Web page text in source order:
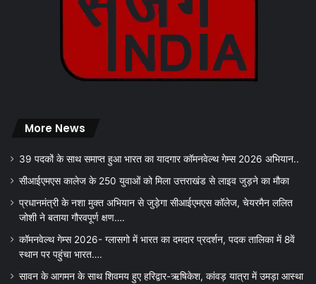
More News
39 पदकों के साथ समाप्त हुआ भारत का यादगार कॉमनवेल्थ गेम्स 2026 अभियान..
सीआईएमएस कालेज के 250 युवाओं को मिला उत्तराखंड से लाइव जुड़ने का मौका
प्रधानमंत्री के नशा मुक्त अभियान से जुड़ेगा सीआईएमएस कॉलेज, चेयरमैन ललित
जोशी ने बताया गौरवपूर्ण क्षण….
कॉमनवेल्थ गेम्स 2026- ग्लासगो में भारत का दमदार प्रदर्शन, पदक तालिका में 8वें
स्थान पर पहुंचा भारत….
सावन के आगमन के साथ शिवमय हुए हरिद्वार-ऋषिकेश, कांवड़ यात्रा में उमड़ा आस्था